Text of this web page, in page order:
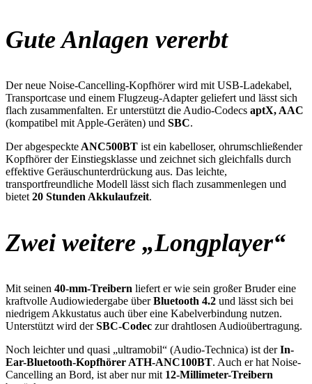
Gute Anlagen vererbt
Der neue Noise-Cancelling-Kopfhörer wird mit USB-Ladekabel,
Transportcase und einem Flugzeug-Adapter geliefert und lässt sich
flach zusammenfalten. Er unterstützt die Audio-Codecs aptX, AAC
(kompatibel mit Apple-Geräten) und SBC.
Der abgespeckte ANC500BT ist ein kabelloser, ohrumschließender
Kopfhörer der Einstiegsklasse und zeichnet sich gleichfalls durch
effektive Geräuschunterdrückung aus. Das leichte,
transportfreundliche Modell lässt sich flach zusammenlegen und
bietet 20 Stunden Akkulaufzeit.
Zwei weitere „Longplayer“
Mit seinen 40-mm-Treibern liefert er wie sein großer Bruder eine
kraftvolle Audiowiedergabe überBluetooth 4.2 und lässt sich bei
niedrigem Akkustatus auch über eine Kabelverbindung nutzen.
Unterstützt wird derSBC-Codec zur drahtlosen Audioübertragung.
Noch leichter und quasi „ultramobil“ (Audio-Technica) ist derIn-
Ear-Bluetooth-Kopfhörer ATH-ANC100BT. Auch er hat Noise-
Cancelling an Bord, ist aber nur mit 12-Millimeter-Treibern